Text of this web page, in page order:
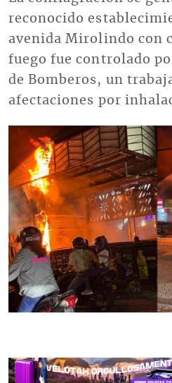
reconocido
avenida Mirolindo con
fuego fue controlado
de Bomberos, un
afectaciones por
Imagen